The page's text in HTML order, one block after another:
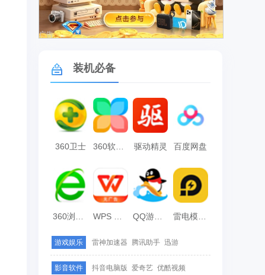
广告
装机必备
360卫士 360软件管家 驱动精灵 百度网盘
雷电模拟器
游戏娱乐 雷神加速器 腾讯助手 迅游
影音软件 抖音电脑版 爱奇艺 优酷视频